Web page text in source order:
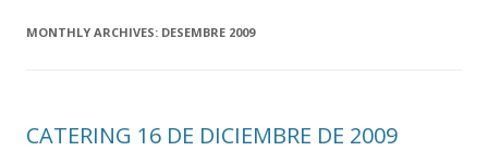
MONTHLY ARCHIVES: DESEMBRE 2009
CATERING 16 DE DICIEMBRE DE 2009